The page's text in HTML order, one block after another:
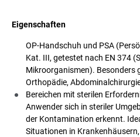
Eigenschaften
OP-Handschuh und PSA
Kat. III, getestet nach EN 374
Mikroorganismen). Besonders
Orthopädie,
Bereichen mit sterilen
Anwender sich in steriler
der Kontamination erkennt.
Situationen in